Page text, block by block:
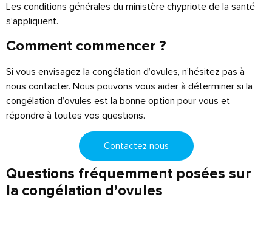
Les conditions générales du ministère chypriote de la santé
s’appliquent.
Comment commencer ?
Si vous envisagez la congélation d’ovules, n’hésitez pas à
nous contacter. Nous pouvons vous aider à déterminer si la
congélation d’ovules est la bonne option pour vous et
répondre à toutes vos questions.
Contactez nous
Questions fréquemment posées sur
la congélation d’ovules